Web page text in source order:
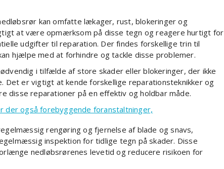
kan omfatte lækager, rust, blokeringer og
at være opmærksom på disse tegn og reagere hurtigt for
udgifter til reparation. Der findes forskellige trin til
hjælpe med at forhindre og tackle disse problemer.
i tilfælde af store skader eller blokeringer, der ikke
Det er vigtigt at kende forskellige reparationsteknikker og
disse reparationer på en effektiv og holdbar måde.
der også forebyggende foranstaltninger,
rengøring og fjernelse af blade og snavs,
inspektion for tidlige tegn på skader. Disse
nedløbsrørenes levetid og reducere risikoen for